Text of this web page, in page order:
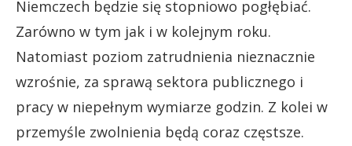
Niemczech będzie się stopniowo pogłębiać.
Zarówno w tym jak i w kolejnym roku.
Natomiast poziom zatrudnienia nieznacznie
wzrośnie, za sprawą sektora publicznego i
pracy w niepełnym wymiarze godzin. Z kolei w
przemyśle zwolnienia będą coraz częstsze.